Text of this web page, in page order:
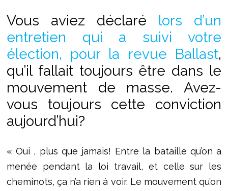
Vous aviez déclaré lors d’un
entretien qui a suivi votre
élection, pour la revue Ballast,
qu’il fallait toujours être dans le
mouvement de masse. Avez-
vous toujours cette conviction
aujourd’hui?
« Oui , plus que jamais! Entre la bataille qu’on a
menée pendant la loi travail, et celle sur les
cheminots, ça n’a rien à voir. Le mouvement qu’on